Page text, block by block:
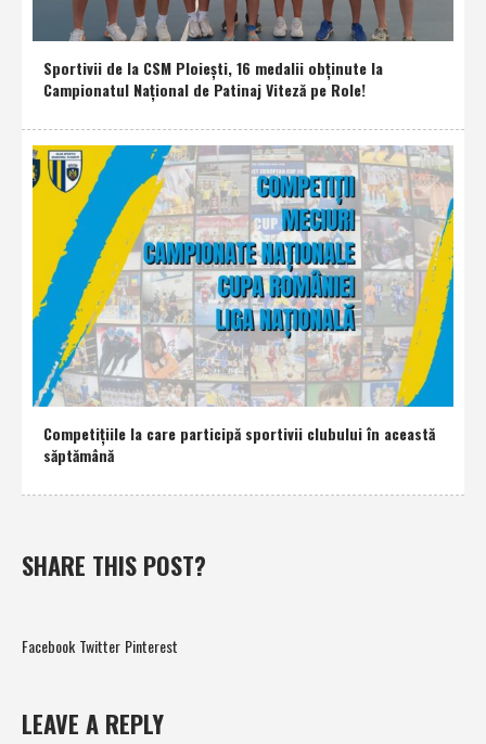
Sportivii de la CSM Ploieşti, 16 medalii obţinute la
Campionatul Naţional de Patinaj Viteză pe Role!
Competiţiile la care participă sportivii clubului în această
săptămână
SHARE THIS POST?
Facebook Twitter Pinterest
LEAVE A REPLY